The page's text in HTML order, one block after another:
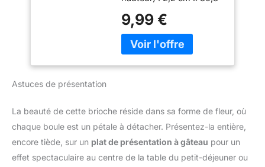
g.
colis : 420 g Pays
d'origine : Espagne
Matériau : acier chromé
9,99 €
Astuces de présentation
La beauté de cette brioche réside dans sa forme de fleur, où
chaque boule est un pétale à détacher. Présentez-la entière,
encore tiède, sur un plat de présentation à gâteau pour un
effet spectaculaire au centre de la table du petit-déjeuner ou